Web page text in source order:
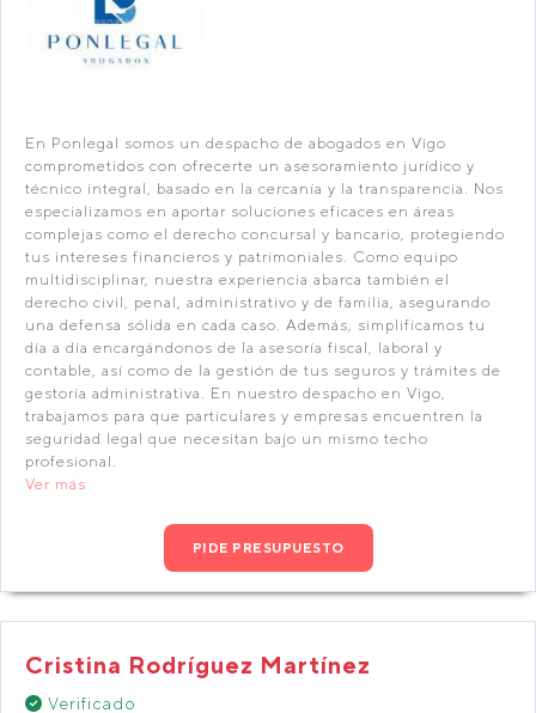
En Ponlegal somos un despacho de abogados en Vigo
comprometidos con ofrecerte un asesoramiento jurídico y
técnico integral, basado en la cercanía y la transparencia. Nos
especializamos en aportar soluciones eficaces en áreas
complejas como el derecho concursal y bancario, protegiendo
tus intereses financieros y patrimoniales. Como equipo
multidisciplinar, nuestra experiencia abarca también el
derecho civil, penal, administrativo y de familia, asegurando
una defensa sólida en cada caso. Además, simplificamos tu
día a día encargándonos de la asesoría fiscal, laboral y
contable, así como de la gestión de tus seguros y trámites de
gestoría administrativa. En nuestro despacho en Vigo,
trabajamos para que particulares y empresas encuentren la
seguridad legal que necesitan bajo un mismo techo
profesional.
Ver más
PIDE PRESUPUESTO
Cristina Rodríguez Martínez
Verificado